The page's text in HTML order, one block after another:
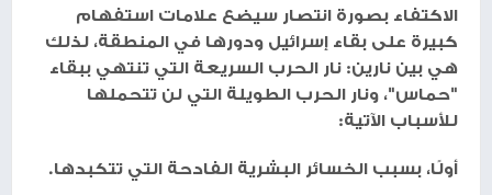
الاكتفاء بصورة انتصار سيضع علامات استفهام
كبيرة على بقاء إسرائيل ودورها في المنطقة، لذلك
هي بين نارين: نار الحرب السريعة التي تنتهي ببقاء
"حماس"، ونار الحرب الطويلة التي لن تتحملها
للأسباب الآتية:
أولًا، بسبب الخسائر البشرية الفادحة التي تتكبدها.